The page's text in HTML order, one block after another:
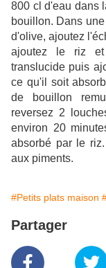
800 cl d'eau dans
bouillon. Dans
d'olive, ajoutez
ajoutez le riz et
translucide puis
ce qu'il soit
de bouillon
reversez 2
environ 20
absorbé par le
aux piments.
#Petits plats maison
Partager